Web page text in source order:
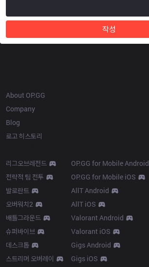
작성
About OP.GG
Company
Blog
로고 히스토리
리그오브레전드
전략적 팀 전투
발로란트
오버워치2
배틀그라운드
슈퍼바이브
데스크톱
스트리머 오버레이
OP.GG for Mobile Android
OP.GG for Mobile iOS
AllT Android
AllT iOS
Valorant Android
Valorant iOS
Gigs Android
Gigs iOS